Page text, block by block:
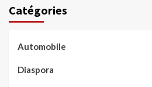
Catégories
Automobile
Diaspora